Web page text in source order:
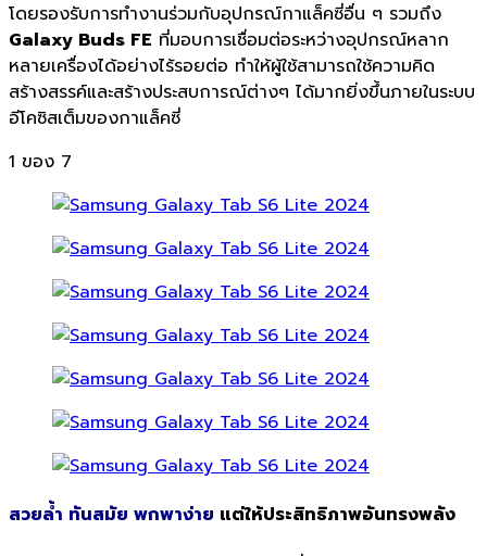
โดยรองรับการทำงานร่วมกับอุปกรณ์กาแล็คซี่อื่น ๆ รวมถึง
Galaxy Buds FE ที่มอบการเชื่อมต่อระหว่างอุปกรณ์หลาก
หลายเครื่องได้อย่างไร้รอยต่อ ทำให้ผู้ใช้สามารถใช้ความคิด
สร้างสรรค์และสร้างประสบการณ์ต่างๆ ได้มากยิ่งขึ้นภายในระบบ
อีโคซิสเต็มของกาแล็คซี่
1 ของ 7
สวยล้ำ ทันสมัย พกพาง่าย แต่ให้ประสิทธิภาพอันทรงพลัง